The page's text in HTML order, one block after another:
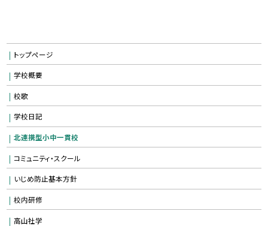
トップページ
学校概要
校歌
学校日記
北連携型小中一貫校
コミュニティ・スクール
いじめ防止基本方針
校内研修
高山社学